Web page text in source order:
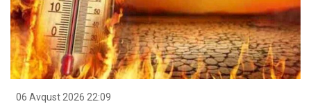
06 Avqust 2026 22:09